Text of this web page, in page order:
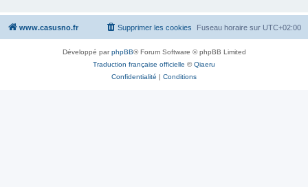
www.casusno.fr Fuseau horaire sur UTC+02:00
Supprimer les cookies
Développé parphpBB® Forum Software © phpBB Limited
Traduction française officielle ©Qiaeru
Confidentialité | Conditions